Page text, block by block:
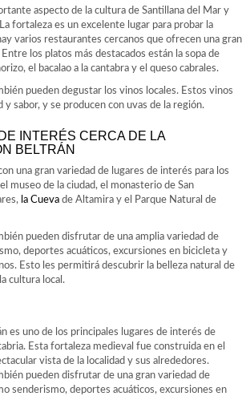
aspecto de la cultura de Santillana del Mar y
fortaleza es un excelente lugar para probar la
varios restaurantes cercanos que ofrecen una gran
los platos más destacados están la sopa de
el bacalao a la cantabra y el queso cabrales.
pueden degustar los vinos locales. Estos vinos
y sabor, y se producen con uvas de la región.
INTERÉS CERCA DE LA
BELTRÁN
una gran variedad de lugares de interés para los
museo de la ciudad, el monasterio de San
la Cueva de Altamira y el Parque Natural de
pueden disfrutar de una amplia variedad de
deportes acuáticos, excursiones en bicicleta y
Esto les permitirá descubrir la belleza natural de
cultura local.
es uno de los principales lugares de interés de
Esta fortaleza medieval fue construida en el
vista de la localidad y sus alrededores.
pueden disfrutar de una gran variedad de
senderismo, deportes acuáticos, excursiones en